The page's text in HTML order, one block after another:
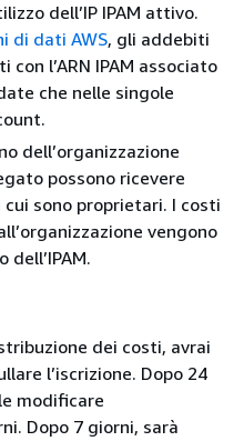
dell’IP IPAM attivo.
di dati AWS, gli addebiti
con l’ARN IPAM associato
che nelle singole
dell’organizzazione
possono ricevere
sono proprietari. I costi
vengono
dei costi, avrai
l’iscrizione. Dopo 24
modificare
Dopo 7 giorni, sarà